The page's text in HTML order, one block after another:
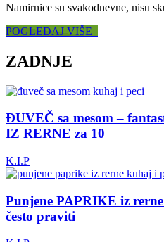
Namirnice su svakodnevne, nisu
POGLEDAJ VIŠE
ZADNJE
ĐUVEČ sa mesom –
IZ RERNE za 10
K.I.P
Punjene PAPRIKE iz
često praviti